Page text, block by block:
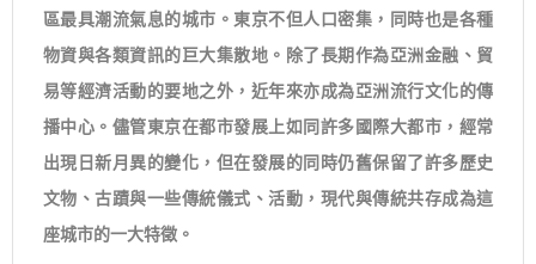
區最具潮流氣息的城市。東京不但人口密集，同時也是各種
物資與各類資訊的巨大集散地。除了長期作為亞洲金融、貿
易等經濟活動的要地之外，近年來亦成為亞洲流行文化的傳
播中心。儘管東京在都市發展上如同許多國際大都市，經常
出現日新月異的變化，但在發展的同時仍舊保留了許多歷史
文物、古蹟與一些傳統儀式、活動，現代與傳統共存成為這
座城市的一大特徵。